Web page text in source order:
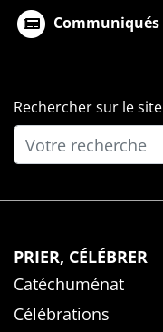
Communiqués
Rechercher sur le site
PRIER, CÉLÉBRER
Catéchuménat
Célébrations